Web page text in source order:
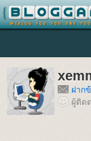
ฝาก
ผู้ติด